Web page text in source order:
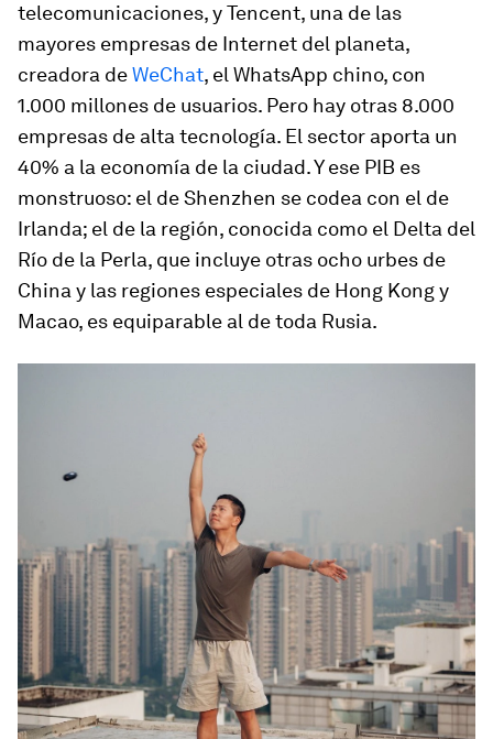
telecomunicaciones, y Tencent, una de las
mayores empresas de Internet del planeta,
creadora deWeChat, el Whats­App chino, con
1.000 millones de usuarios. Pero hay otras 8.000
empresas de alta tecnología. El sector aporta un
40% a la economía de la ciudad. Y ese PIB es
monstruoso: el de Shenzhen se codea con el de
Irlanda; el de la región, conocida como el Delta del
Río de la Perla, que incluye otras ocho urbes de
China y las regiones especiales de Hong Kong y
Macao, es equiparable al de toda Rusia.